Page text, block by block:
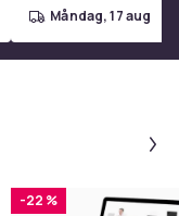
måndag, 17 aug
-22 %